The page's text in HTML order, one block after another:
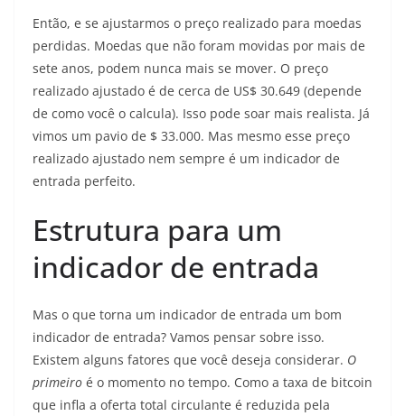
Então, e se ajustarmos o preço realizado para moedas
perdidas. Moedas que não foram movidas por mais de
sete anos, podem nunca mais se mover. O preço
realizado ajustado é de cerca de US$ 30.649 (depende
de como você o calcula). Isso pode soar mais realista. Já
vimos um pavio de $ 33.000. Mas mesmo esse preço
realizado ajustado nem sempre é um indicador de
entrada perfeito.
Estrutura para um
indicador de entrada
Mas o que torna um indicador de entrada um bom
indicador de entrada? Vamos pensar sobre isso.
Existem alguns fatores que você deseja considerar. O
primeiro é o momento no tempo. Como a taxa de bitcoin
que infla a oferta total circulante é reduzida pela